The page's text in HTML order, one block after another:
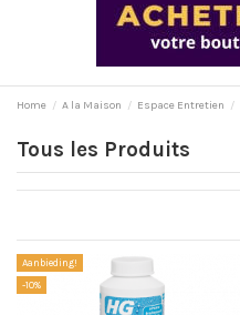
Home A la Maison Espace Entretien
Tous les Produits
Aanbieding!
-10%